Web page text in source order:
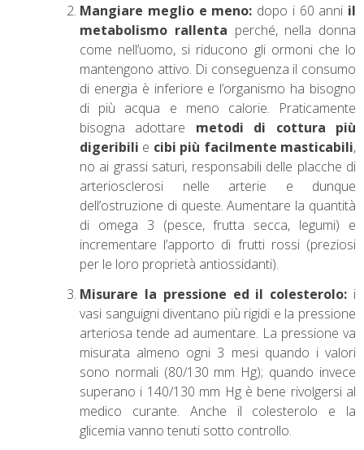
Mangiare meglio e meno: dopo i 60 anni il
metabolismo rallenta perché, nella donna
come nell’uomo, si riducono gli ormoni che lo
mantengono attivo. Di conseguenza il consumo
di energia è inferiore e l’organismo ha bisogno
di più acqua e meno calorie. Praticamente
bisogna adottare metodi di cottura più
digeribili e cibi più facilmente masticabili,
no ai grassi saturi, responsabili delle placche di
arteriosclerosi nelle arterie e dunque
dell’ostruzione di queste. Aumentare la quantità
di omega 3 (pesce, frutta secca, legumi) e
incrementare l’apporto di frutti rossi (preziosi
per le loro proprietà antiossidanti).
Misurare la pressione ed il colesterolo: i
vasi sanguigni diventano più rigidi e la pressione
arteriosa tende ad aumentare. La pressione va
misurata almeno ogni 3 mesi quando i valori
sono normali (80/130 mm Hg); quando invece
superano i 140/130 mm Hg è bene rivolgersi al
medico curante. Anche il colesterolo e la
glicemia vanno tenuti sotto controllo.